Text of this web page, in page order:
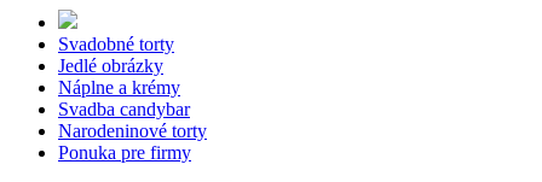
Svadobné torty
Jedlé obrázky
Náplne a krémy
Svadba candybar
Narodeninové torty
Ponuka pre firmy